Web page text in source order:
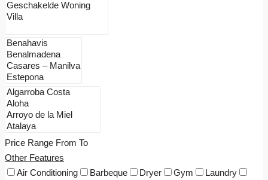
Price Range From To
Other Features
Air Conditioning
Barbeque Dryer Gym
Laundry